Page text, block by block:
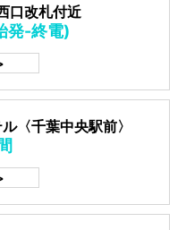
口改札付近
発-終電)
〈千葉中央駅前〉